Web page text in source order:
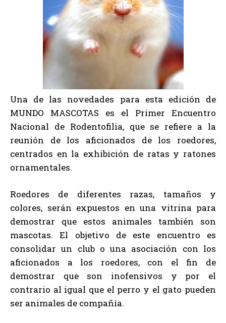
Una de las novedades para esta edición de
MUNDO MASCOTAS es el Primer Encuentro
Nacional de Rodentofilia, que se refiere a la
reunión de los aficionados de los roedores,
centrados en la exhibición de ratas y ratones
ornamentales.
Roedores de diferentes razas, tamaños y
colores, serán expuestos en una vitrina para
demostrar que estos animales también son
mascotas. El objetivo de este encuentro es
consolidar un club o una asociación con los
aficionados a los roedores, con el fin de
demostrar que son inofensivos y por el
contrario al igual que el perro y el gato pueden
ser animales de compañía.